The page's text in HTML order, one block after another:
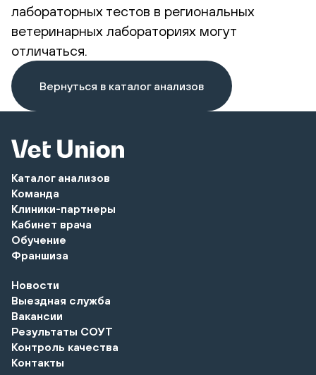
лабораторных тестов в региональных
ветеринарных лабораториях могут
отличаться.
Вернуться в каталог анализов
Каталог анализов
Команда
Клиники-партнеры
Кабинет врача
Обучение
Франшиза
Новости
Выездная служба
Вакансии
Результаты СОУТ
Контроль качества
Контакты